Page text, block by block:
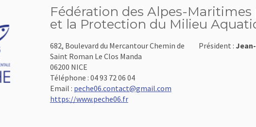
Fédération des Alpes-Maritimes
et la Protection du Milieu
682, Boulevard du Mercantour Chemin de
Saint Roman Le Clos Manda
06200 NICE
Téléphone : 04 93 72 06 04
Email : peche06.contact@gmail.com
https://www.peche06.fr
Président :